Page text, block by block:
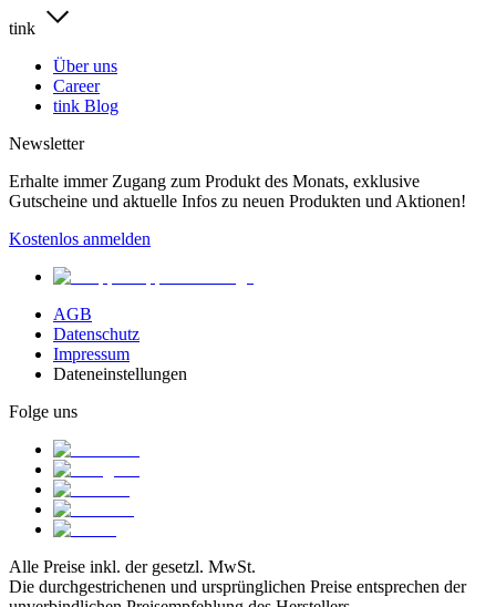
tink
Über uns
Career
tink Blog
Newsletter
Erhalte immer Zugang zum Produkt des Monats, exklusive
Gutscheine und aktuelle Infos zu neuen Produkten und Aktionen!
Kostenlos anmelden
AGB
Datenschutz
Impressum
Dateneinstellungen
Folge uns
Alle Preise inkl. der gesetzl. MwSt.
Die durchgestrichenen und ursprünglichen Preise entsprechen der